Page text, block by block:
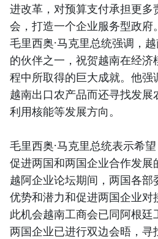
进改革，对预算支付承担更
会，打造一个企业服务型政府。
毛里西奥·马克里总统强调，
的伙伴之一，祝贺越南在经
程中所取得的巨大成就。他
越南出口农产品而还寻找发
利用核能等发展方向。
毛里西奥·马克里总统表示希
促进两国和两国企业合作发展
越阿企业论坛期间，两国各
优势和潜力和促进两国企业对
此机会越南工商会已同阿根廷
两国企业已进行双边会晤，寻